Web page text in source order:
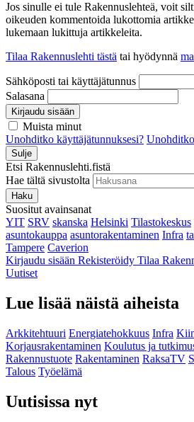
Jos sinulle ei tule Rakennuslehteä, voit
oikeuden kommentoida lukottomia
lukemaan lukittuja artikkeleita.
Tilaa Rakennuslehti tästä tai hyödynnä
Sähköposti tai käyttäjätunnus
Salasana
Kirjaudu sisään
Muista minut
Unohditko käyttäjätunnuksesi?
Sulje
Etsi Rakennuslehti.fistä
Hae tältä sivustolta
Haku
Suositut avainsanat
YIT SRV skanska Helsinki Tilastokeskus
asuntokauppa asuntorakentaminen Infra
Tampere Caverion
Kirjaudu sisään Rekisteröidy Tilaa
Uutiset
Lue lisää näistä aiheista
Arkkitehtuuri Energiatehokkuus Infra
Korjausrakentaminen Koulutus ja
Rakennustuote Rakentaminen RaksaTV
Talous Työelämä
Uutisissa nyt